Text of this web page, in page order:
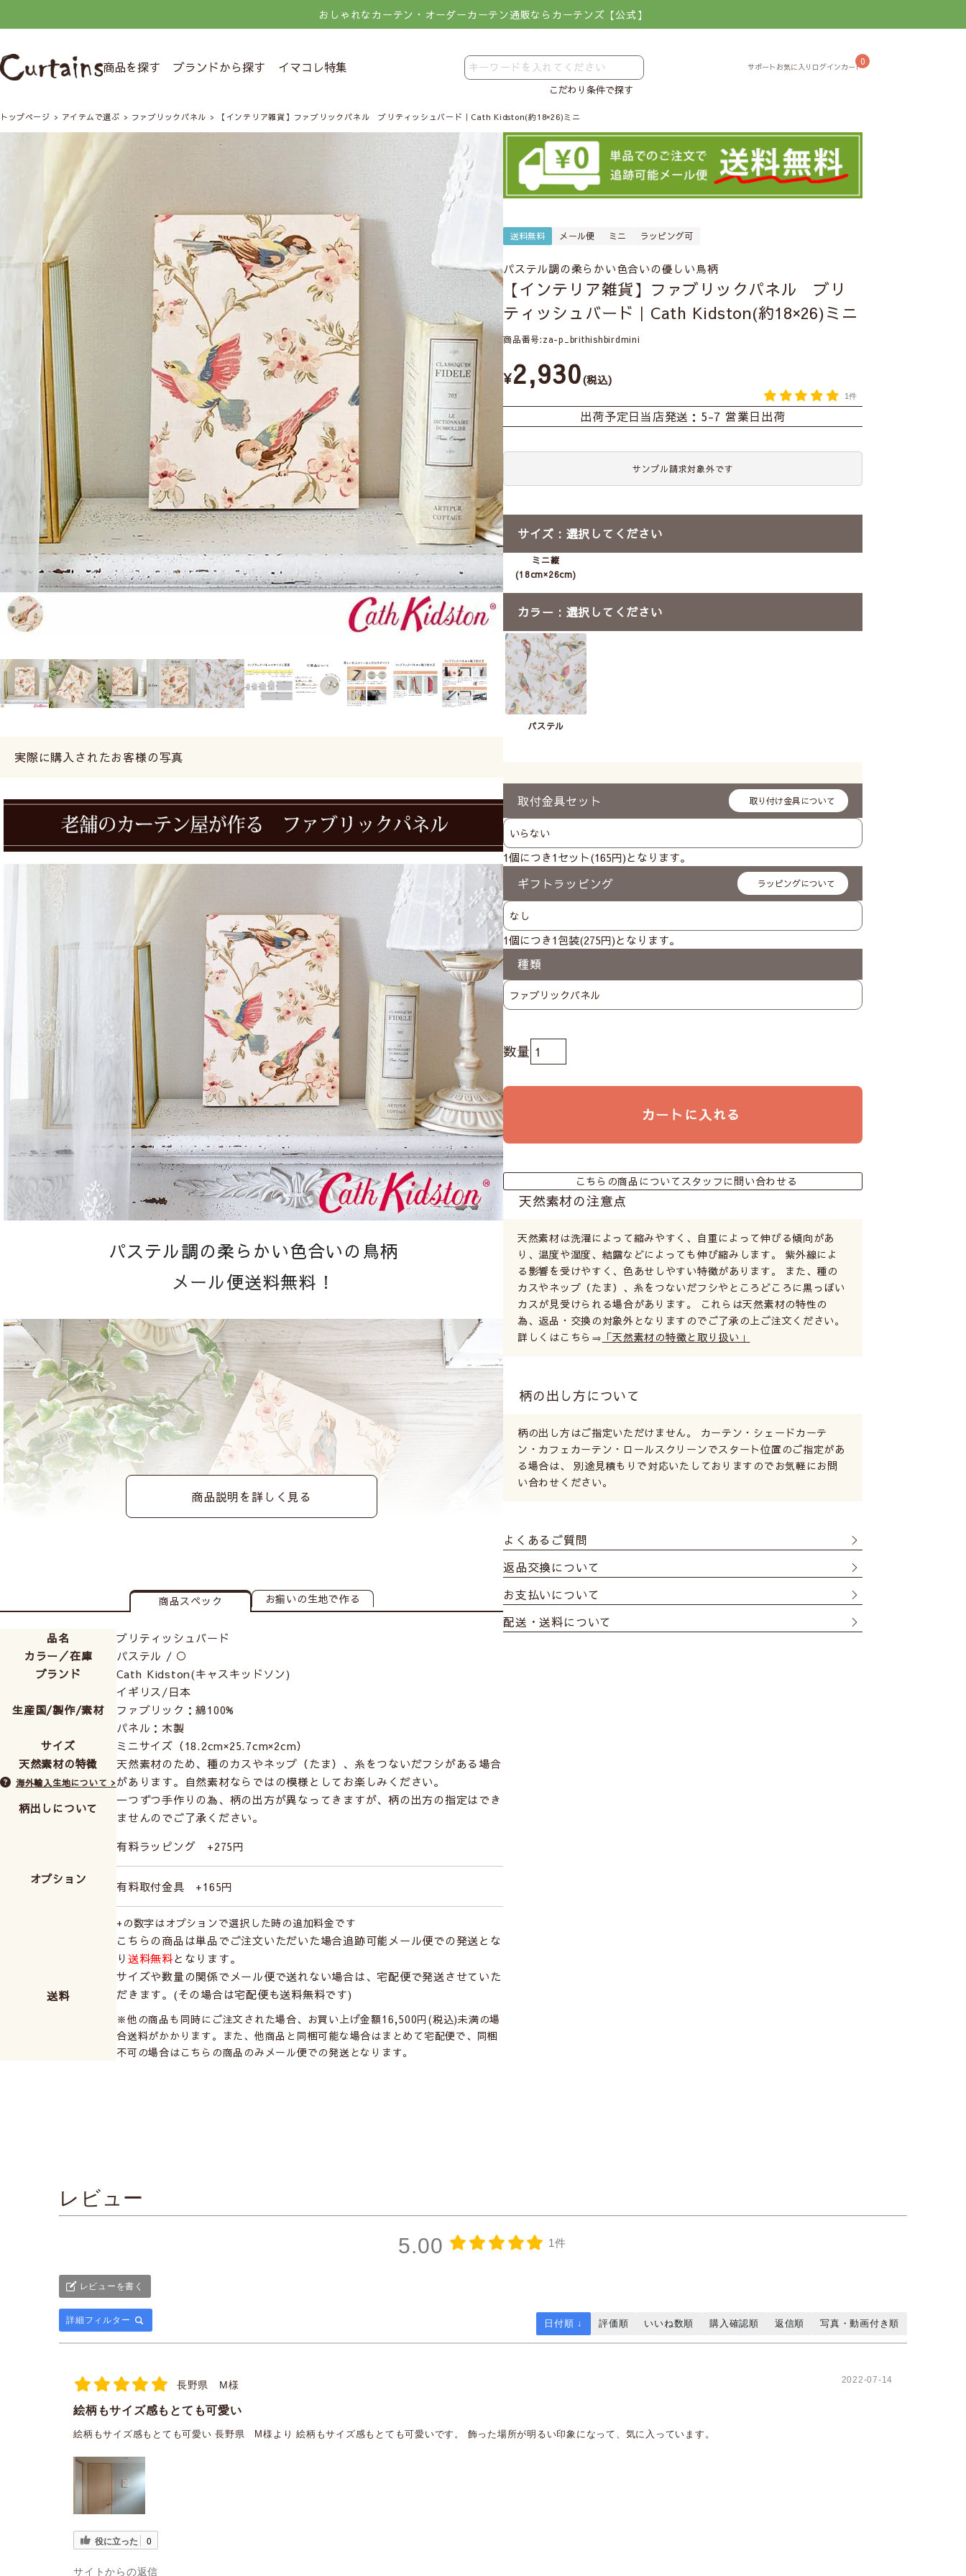
おしゃれなカーテン・オーダーカーテン通販ならカーテンズ【公式】
商品を探す ブランドから探す イマコレ特集
こだわり条件で探す
0
トップページ アイテムで選ぶ ファブリックパネル 【インテリア雑貨】ファブリックパネル ブリティッシュバード｜Cath Kidston(約18×26)ミニ
実際に購入されたお客様の写真
パステル調の柔らかい色合いの鳥柄
メール便送料無料！
可愛く遊び心があるデザインが癒しを与えてくれます。
玄関、リビング、寝室、トイレなど、ファブリックパネルで簡単に模様替えができちゃいます。
商品説明を詳しく見る
商品スペック お揃いの生地で作る
品名
ブリティッシュバード
カラー／在庫
パステル / ○
ブランド
Cath Kidston(キャスキッドソン)
生産国/製作/素材
イギリス/日本
ファブリック：綿100%
パネル：木製
サイズ
ミニサイズ（18.2cm×25.7cm×2cm）
天然素材の特徴
海外輸入生地について >
天然素材のため、種のカスやネップ（たま）、糸をつないだフシがある場合
があります。自然素材ならではの模様としてお楽しみください。
柄出しについて
一つずつ手作りの為、柄の出方が異なってきますが、柄の出方の指定はでき
ませんのでご了承ください。
オプション
有料ラッピング +275円
有料取付金具 +165円
+の数字はオプションで選択した時の追加料金です
送料
こちらの商品は単品でご注文いただいた場合追跡可能メール便での発送とな
り送料無料となります。
サイズや数量の関係でメール便で送れない場合は、宅配便で発送させていた
だきます。(その場合は宅配便も送料無料です)
※他の商品も同時にご注文された場合、お買い上げ金額16,500円(税込)未満の場
合送料がかかります。また、他商品と同梱可能な場合はまとめて宅配便で、同梱
不可の場合はこちらの商品のみメール便での発送となります。
送料無料 メール便 ミニ ラッピング可
パステル調の柔らかい色合いの優しい鳥柄
【インテリア雑貨】ファブリックパネル ブリ
ティッシュバード｜Cath Kidston(約18×26)ミニ
商品番号 za-p_brithishbirdmini
¥2,930 税込
1件
出荷予定日当店発送：5-7 営業日出荷
サンプル請求対象外です
カラー 選択してください
パステル
サイズ 選択してください
ミニ縦
(18cm×26cm)
取付金具セット 取り付け金具について
1個につき1セット(165円)となります。
ギフトラッピング ラッピングについて
1個につき1包装(275円)となります。
種類
カートに入れる
こちらの商品についてスタッフに問い合わせる
天然素材の注意点
天然素材は洗濯によって縮みやすく、自重によって伸びる傾向があ
り、温度や湿度、結露などによっても伸び縮みします。 紫外線によ
る影響を受けやすく、色あせしやすい特徴があります。 また、種の
カスやネップ（たま）、糸をつないだフシやところどころに黒っぽい
カスが見受けられる場合があります。 これらは天然素材の特性の
為、返品・交換の対象外となりますのでご了承の上ご注文ください。
詳しくはこちら⇒ 「天然素材の特徴と取り扱い」
柄の出し方について
柄の出し方はご指定いただけません。 カーテン・シェードカーテ
ン・カフェカーテン・ロールスクリーンでスタート位置のご指定があ
る場合は、 別途見積もりで対応いたしておりますのでお気軽にお問
い合わせください。
よくあるご質問
返品交換について
お支払いについて
配送・送料について
レビュー
5.00 1件
レビューを書く
詳細フィルター 日付順 ↓ 評価順 いいね数順 購入確認順 返信順 写真・動画付き順
長野県 M様 2022-07-14
絵柄もサイズ感もとても可愛い
絵柄もサイズ感もとても可愛い 長野県 M様より 絵柄もサイズ感もとても可愛いです。 飾った場所が明るい印象になって、気に入っています。
役に立った 0
サイトからの返信